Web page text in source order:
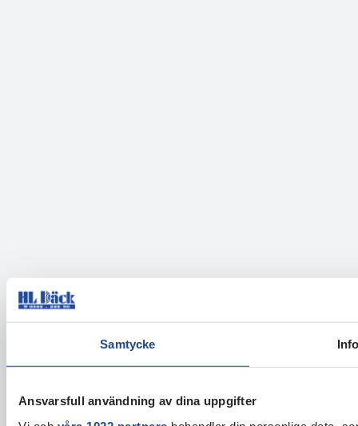
Samtycke
Ansvarsfull användning av dina uppgifter